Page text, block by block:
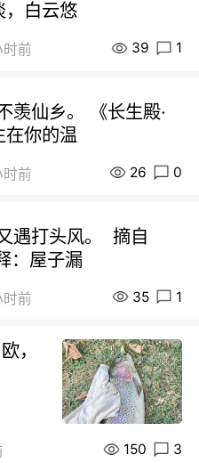
，白云悠
时前 39 1
羡仙乡。 《长生殿·
在你的温
时前 26 0
遇打头风。 摘自
：屋子漏
时前 35 1
，
150 3